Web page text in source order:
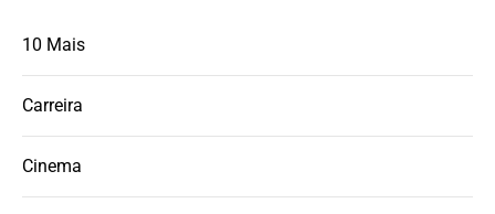
10 Mais
Carreira
Cinema